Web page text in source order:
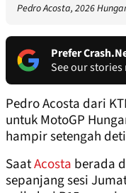
Pedro Acosta, 2026
Prefer
See our
Pedro Acosta dari
untuk MotoGP
hampir setengah
SaatAcosta berada
sepanjang sesi